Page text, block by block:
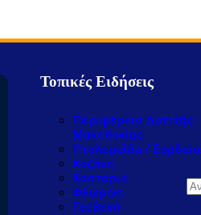
Τοπικές Ειδήσεις
Περιφέρεια Δυτικής
Μακεδονίας
Πτολεμαΐδα / Εορδαία
Κοζάνη
Καστοριά
Φλώρινα
Γρεβενά